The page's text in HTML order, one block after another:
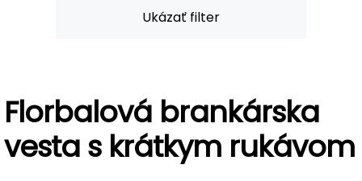
Ukázať filter
Florbalová brankárska
vesta s krátkym rukávom